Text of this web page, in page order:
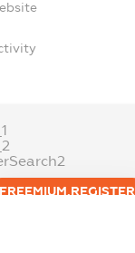
FREEMIUM.REGISTER